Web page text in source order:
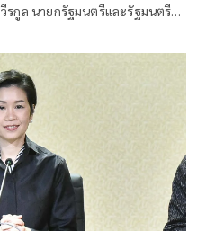
รกูล นายกรัฐมนตรีและรัฐมนตรี